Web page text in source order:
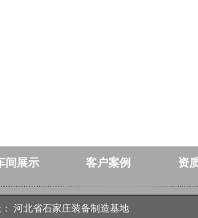
间展示 客户案例 资
河北省石家庄装备制造基地